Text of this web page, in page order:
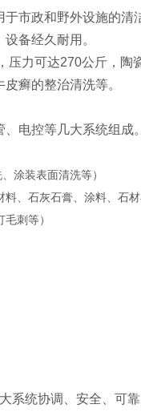
市政和野外设施的清
备经久耐用。
力可达270公斤，
癣的整治清洗等。
电控等几大系统组成。
涂装表面清洗等）
石灰石膏、涂料、石材
刺等）
系统协调、安全、可靠